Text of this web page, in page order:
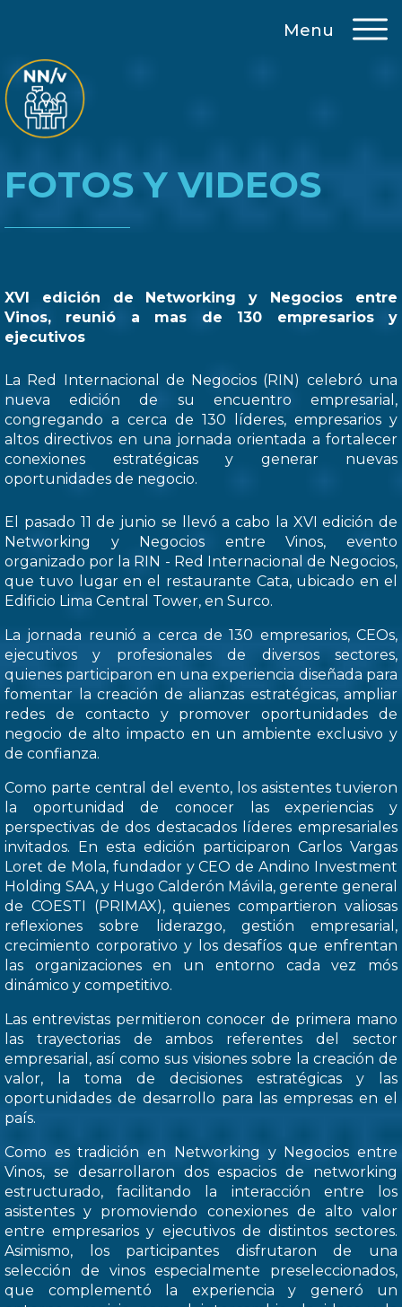
Menu
FOTOS Y VIDEOS
XVI edición de Networking y Negocios entre
Vinos, reunió a mas de 130 empresarios y
ejecutivos
La Red Internacional de Negocios (RIN) celebró una
nueva edición de su encuentro empresarial,
congregando a cerca de 130 líderes, empresarios y
altos directivos en una jornada orientada a fortalecer
conexiones estratégicas y generar nuevas
oportunidades de negocio.
El pasado 11 de junio se llevó a cabo la XVI edición de
Networking y Negocios entre Vinos, evento
organizado por la RIN - Red Internacional de Negocios,
que tuvo lugar en el restaurante Cata, ubicado en el
Edificio Lima Central Tower, en Surco.
La jornada reunió a cerca de 130 empresarios, CEOs,
ejecutivos y profesionales de diversos sectores,
quienes participaron en una experiencia diseñada para
fomentar la creación de alianzas estratégicas, ampliar
redes de contacto y promover oportunidades de
negocio de alto impacto en un ambiente exclusivo y
de confianza.
Como parte central del evento, los asistentes tuvieron
la oportunidad de conocer las experiencias y
perspectivas de dos destacados líderes empresariales
invitados. En esta edición participaron Carlos Vargas
Loret de Mola, fundador y CEO de Andino Investment
Holding SAA, y Hugo Calderón Mávila, gerente general
de COESTI (PRIMAX), quienes compartieron valiosas
reflexiones sobre liderazgo, gestión empresarial,
crecimiento corporativo y los desafíos que enfrentan
las organizaciones en un entorno cada vez mós
dinámico y competitivo.
Las entrevistas permitieron conocer de primera mano
las trayectorias de ambos referentes del sector
empresarial, así como sus visiones sobre la creación de
valor, la toma de decisiones estratégicas y las
oportunidades de desarrollo para las empresas en el
país.
Como es tradición en Networking y Negocios entre
Vinos, se desarrollaron dos espacios de networking
estructurado, facilitando la interacción entre los
asistentes y promoviendo conexiones de alto valor
entre empresarios y ejecutivos de distintos sectores.
Asimismo, los participantes disfrutaron de una
selección de vinos especialmente preseleccionados,
que complementó la experiencia y generó un